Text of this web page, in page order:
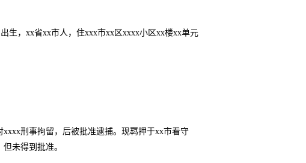
生，xx省xx市人，住xxx市xx区xxxx小区xx楼xx单元
刑事拘留，后被批准逮捕。现羁押于xx市看守
未得到批准。